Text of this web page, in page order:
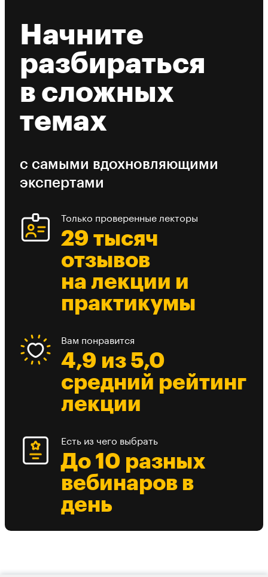
Начните
разбираться
в сложных
темах
с самыми вдохновляющими
экспертами
Только проверенные лекторы
29 тысяч
отзывов
на лекции и
практикумы
Вам понравится
4,9 из 5,0
средний рейтинг
лекции
Есть из чего выбрать
До 10 разных
вебинаров в
день